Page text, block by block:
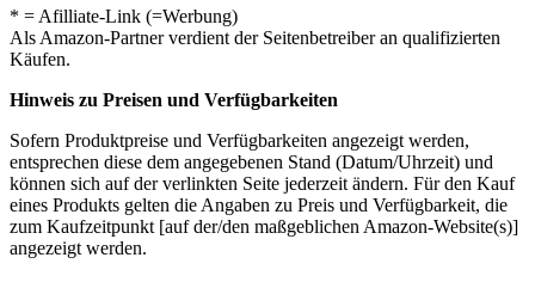
* = Afilliate-Link (=Werbung)
Als Amazon-Partner verdient der Seitenbetreiber an qualifizierten
Käufen.
Hinweis zu Preisen und Verfügbarkeiten
Sofern Produktpreise und Verfügbarkeiten angezeigt werden,
entsprechen diese dem angegebenen Stand (Datum/Uhrzeit) und
können sich auf der verlinkten Seite jederzeit ändern. Für den Kauf
eines Produkts gelten die Angaben zu Preis und Verfügbarkeit, die
zum Kaufzeitpunkt [auf der/den maßgeblichen Amazon-Website(s)]
angezeigt werden.